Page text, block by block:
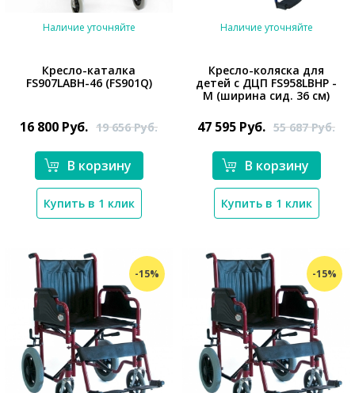
Наличие уточняйте
Кресло-каталка
FS907LABH-46 (FS901Q)
16 800 Руб. 19 656Руб.
В корзину
Купить в 1 клик
*}
Наличие уточняйте
Кресло-коляска для
детей с ДЦП FS958LBHP -
M (ширина сид. 36 см)
47 595 Руб. 55 687Руб.
В корзину
Купить в 1 клик
-15% -15%